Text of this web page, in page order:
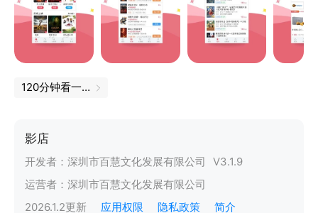
120分钟看一部人生
影店
开发者： 深圳市百慧文化发展有限公司 V3.1.9
运营者： 深圳市百慧文化发展有限公司
2026.1.2更新 应用权限 隐私政策 简介